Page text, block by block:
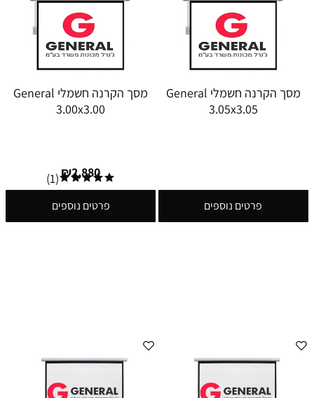
מסך הקרנה חשמלי General
3.05x3.05
פרטים נוספים
מסך הקרנה חשמלי General
3.00x3.00
₪2,880
(1)
פרטים נוספים